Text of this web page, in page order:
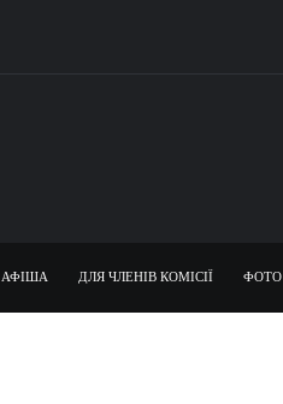
АФІША ДЛЯ ЧЛЕНІВ КОМІСІЇ ФОТО